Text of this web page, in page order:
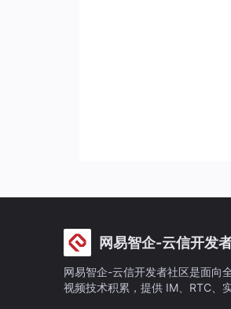
网易智企-云信开发
网易智企-云信开发者社区是面向
视频技术积累，提供 IM、RTC、